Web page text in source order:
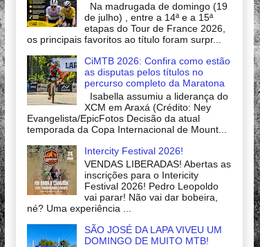
Na madrugada de domingo (19
de julho) , entre a 14ª e a 15ª
etapas do Tour de France 2026,
os principais favoritos ao título foram surpr...
CiMTB 2026: Confira como estão
as disputas pelos títulos no
percurso completo da Maratona
Isabella assumiu a liderança do
XCM em Araxá (Crédito: Ney
Evangelista/EpicFotos Decisão da atual
temporada da Copa Internacional de Mount...
Intercity Festival 2026!
VENDAS LIBERADAS! Abertas as
inscrições para o Intericity
Festival 2026! Pedro Leopoldo
vai parar! Não vai dar bobeira,
né? Uma experiência ...
SÃO JOSÉ DA LAPA VIVEU UM
DOMINGO DE MUITO MTB!